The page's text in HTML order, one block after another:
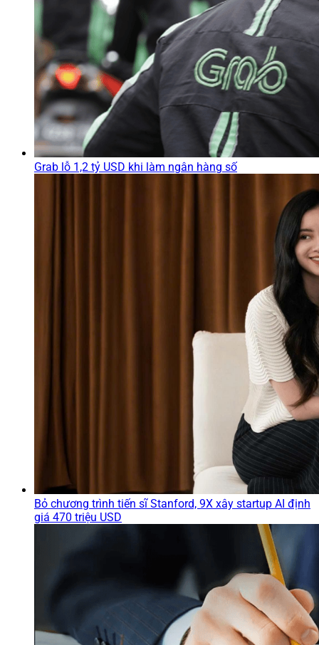
Grab lỗ 1,2 tỷ USD khi làm ngân hàng số
Bỏ chương trình tiến sĩ Stanford, 9X xây startup AI định
giá 470 triệu USD